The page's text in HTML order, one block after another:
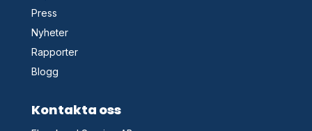
Press
Nyheter
Rapporter
Blogg
Kontakta oss